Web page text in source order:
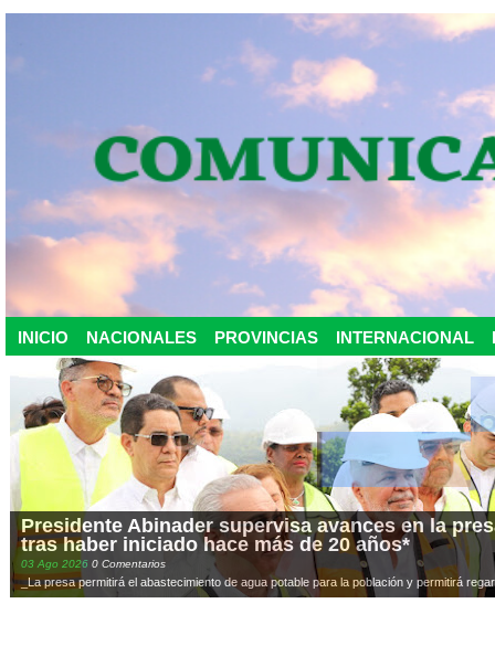
INICIO NACIONALES PROVINCIAS INTERNACIONAL
Presidente Abinader supervisa avances en la
tras haber iniciado hace más de 20 años*
03 Ago 2026 0 Comentarios
_La presa permitirá el abastecimiento de agua potable para la población y permitirá